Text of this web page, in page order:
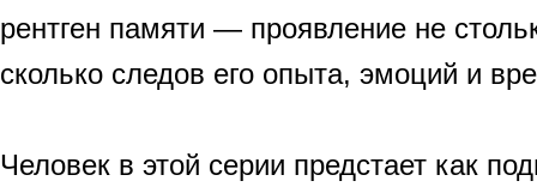
рентген памяти — проявление не
сколько следов его опыта, эмоций и
Человек в этой серии предстает как